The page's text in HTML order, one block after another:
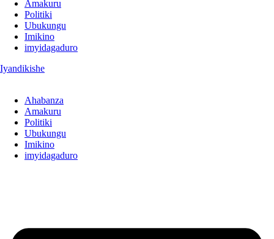
Amakuru
Politiki
Ubukungu
Imikino
imyidagaduro
Iyandikishe
Ahabanza
Amakuru
Politiki
Ubukungu
Imikino
imyidagaduro